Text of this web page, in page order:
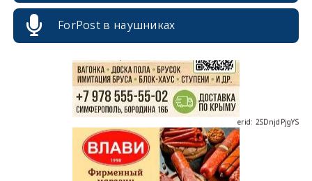
ForPost в наушниках
erid: 2SDnjdPjgYS